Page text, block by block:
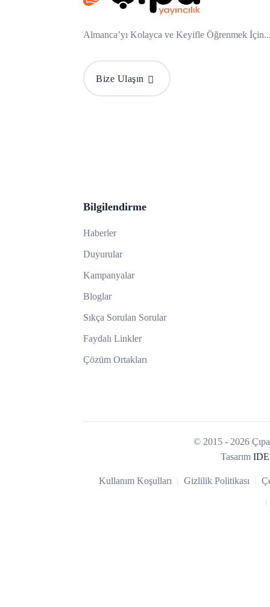
Almanca’yı Kolayca ve Keyifle Öğrenmek
Bize Ulaşın
Bilgilendirme
Haberler
Duyurular
Kampanyalar
Bloglar
Sıkça Sorulan Sorular
Faydalı Linkler
Çözüm Ortakları
© 2015 - 2026 Çıpa
Tasarım
Kullanım Koşulları Gizlilik Politikası